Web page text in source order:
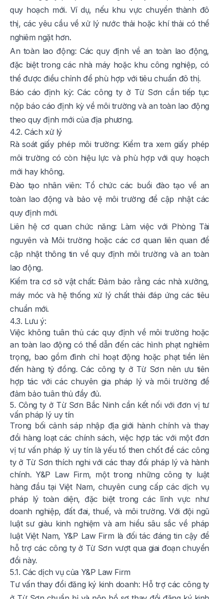
quy hoạch mới. Ví dụ, nếu khu vực chuyển thành đô
thị, các yêu cầu về xử lý nước thải hoặc khí thải có thể
nghiêm ngặt hơn.
An toàn lao động: Các quy định về an toàn lao động,
đặc biệt trong các nhà máy hoặc khu công nghiệp, có
thể được điều chỉnh để phù hợp với tiêu chuẩn đô thị.
Báo cáo định kỳ: Các công ty ở Từ Sơn cần tiếp tục
nộp báo cáo định kỳ về môi trường và an toàn lao động
theo quy định mới của địa phương.
4.2. Cách xử lý
Rà soát giấy phép môi trường: Kiểm tra xem giấy phép
môi trường có còn hiệu lực và phù hợp với quy hoạch
mới hay không.
Đào tạo nhân viên: Tổ chức các buổi đào tạo về an
toàn lao động và bảo vệ môi trường để cập nhật các
quy định mới.
Liên hệ cơ quan chức năng: Làm việc với Phòng Tài
nguyên và Môi trường hoặc các cơ quan liên quan để
cập nhật thông tin về quy định môi trường và an toàn
lao động.
Kiểm tra cơ sở vật chất: Đảm bảo rằng các nhà xưởng,
máy móc và hệ thống xử lý chất thải đáp ứng các tiêu
chuẩn mới.
4.3. Lưu ý:
Việc không tuân thủ các quy định về môi trường hoặc
an toàn lao động có thể dẫn đến các hình phạt nghiêm
trọng, bao gồm đình chỉ hoạt động hoặc phạt tiền lên
đến hàng tỷ đồng. Các công ty ở Từ Sơn nên ưu tiên
hợp tác với các chuyên gia pháp lý và môi trường để
đảm bảo tuân thủ đầy đủ.
5. Công ty ở Từ Sơn Bắc Ninh cần kết nối với đơn vị tư
vấn pháp lý uy tín
Trong bối cảnh sáp nhập địa giới hành chính và thay
đổi hàng loạt các chính sách, việc hợp tác với một đơn
vị tư vấn pháp lý uy tín là yếu tố then chốt để các công
ty ở Từ Sơn thích nghi với các thay đổi pháp lý và hành
chính. Y&P Law Firm, một trong những công ty luật
hàng đầu tại Việt Nam, chuyên cung cấp các dịch vụ
pháp lý toàn diện, đặc biệt trong các lĩnh vực như
doanh nghiệp, đất đai, thuế, và môi trường. Với đội ngũ
luật sư giàu kinh nghiệm và am hiểu sâu sắc về pháp
luật Việt Nam, Y&P Law Firm là đối tác đáng tin cậy để
hỗ trợ các công ty ở Từ Sơn vượt qua giai đoạn chuyển
đổi này.
5.1. Các dịch vụ của Y&P Law Firm
Tư vấn thay đổi đăng ký kinh doanh: Hỗ trợ các công ty